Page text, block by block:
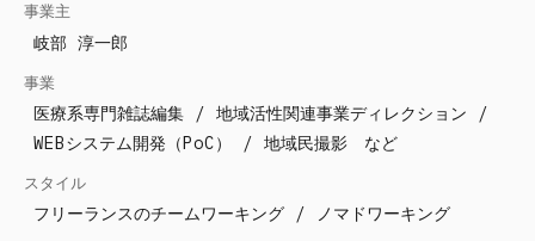
事業主
岐部 淳一郎
事業
医療系専門雑誌編集 / 地域活性関連事業ディレクション /
WEBシステム開発（PoC） / 地域民撮影 など
スタイル
フリーランスのチームワーキング / ノマドワーキング